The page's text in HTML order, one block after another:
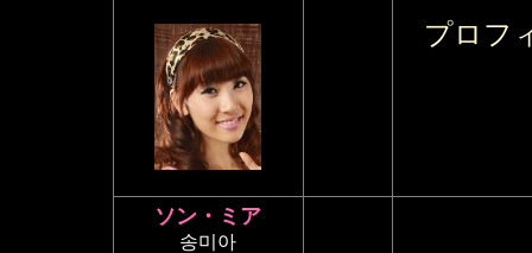
プロフ
ソン・ミア
송미아